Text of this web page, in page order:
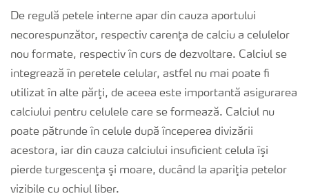
De regulă petele interne apar din cauza aportului
necorespunzător, respectiv carenţa de calciu a celulelor
nou formate, respectiv în curs de dezvoltare. Calciul se
integrează în peretele celular, astfel nu mai poate fi
utilizat în alte părţi, de aceea este importantă asigurarea
calciului pentru celulele care se formează. Calciul nu
poate pătrunde în celule după începerea divizării
acestora, iar din cauza calciului insuficient celula îşi
pierde turgescenţa şi moare, ducând la apariţia petelor
vizibile cu ochiul liber.